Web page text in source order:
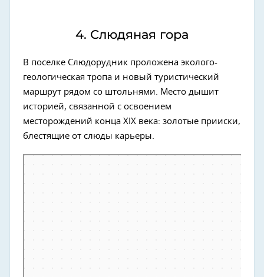
4. Слюдяная гора
В поселке Слюдорудник проложена эколого-
геологическая тропа и новый туристический
маршрут рядом со штольнями. Место дышит
историей, связанной с освоением
месторождений конца XIX века: золотые прииски,
блестящие от слюды карьеры.